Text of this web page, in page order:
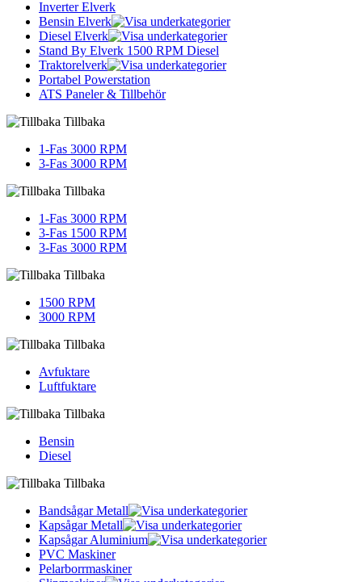
Inverter Elverk
Bensin Elverk
Diesel Elverk
Stand By Elverk 1500 RPM Diesel
Traktorelverk
Portabel Powerstation
ATS Paneler & Tillbehör
Tillbaka
1-Fas 3000 RPM
3-Fas 3000 RPM
Tillbaka
1-Fas 3000 RPM
3-Fas 1500 RPM
3-Fas 3000 RPM
Tillbaka
1500 RPM
3000 RPM
Tillbaka
Avfuktare
Luftfuktare
Tillbaka
Bensin
Diesel
Tillbaka
Bandsågar Metall
Kapsågar Metall
Kapsågar Aluminium
PVC Maskiner
Pelarborrmaskiner